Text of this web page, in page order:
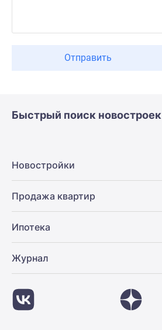
Отправить
Быстрый поиск новостроек
Новостройки
Продажа квартир
Ипотека
Журнал